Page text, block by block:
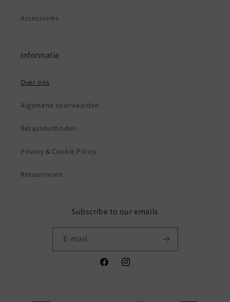
Accessoires
Informatie
Over ons
Algemene voorwaarden
Betaalmethoden
Privacy & Cookie Policy
Retourneren
Subscribe to our emails
E‑mail
FacebookInstagram